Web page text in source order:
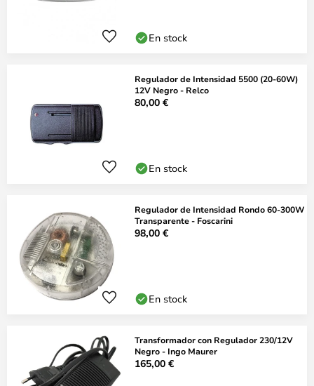
En stock
Regulador de Intensidad 5500 (20-60W)
12V Negro - Relco
80,00 €
En stock
Regulador de Intensidad Rondo 60-300W
Transparente - Foscarini
98,00 €
En stock
Transformador con Regulador 230/12V
Negro - Ingo Maurer
165,00 €